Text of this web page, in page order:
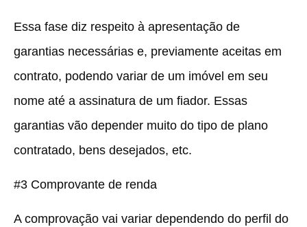
Essa fase diz respeito à apresentação de
garantias necessárias e, previamente aceitas em
contrato, podendo variar de um imóvel em seu
nome até a assinatura de um fiador. Essas
garantias vão depender muito do tipo de plano
contratado, bens desejados, etc.
#3 Comprovante de renda
A comprovação vai variar dependendo do perfil do